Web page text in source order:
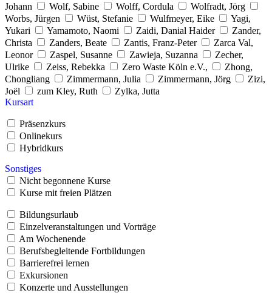
Johann
Wolf, Sabine Wolff, Cordula
Wolfradt, Jörg
Worbs, Jürgen
Wüst, Stefanie Wulfmeyer, Eike
Yagi,
Yukari
Yamamoto, Naomi Zaidi, Danial Haider
Zander,
Christa
Zanders, Beate Zantis, Franz-Peter
Zarca Val,
Leonor
Zaspel, Susanne Zawieja, Suzanna
Zecher,
Ulrike
Zeiss, Rebekka Zero Waste Köln e.V.,
Zhong,
Chongliang
Zimmermann, Julia Zimmermann, Jörg
Zizi,
Joël
zum Kley, Ruth
Zylka, Jutta
Kursart
Präsenzkurs
Onlinekurs
Hybridkurs
Sonstiges
Nicht begonnene Kurse
Kurse mit freien Plätzen
Bildungsurlaub
Einzelveranstaltungen und Vorträge
Am Wochenende
Berufsbegleitende Fortbildungen
Barrierefrei lernen
Exkursionen
Konzerte und Ausstellungen